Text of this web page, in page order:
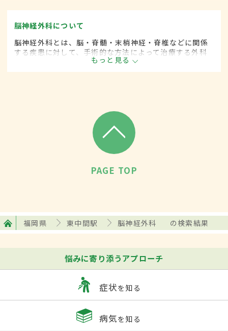
脳神経外科について
脳神経外科とは、脳・脊髄・末梢神経・脊椎などに関係
する疾患に対して、手術的な方法によって治療する外科
もっと見る
PAGE TOP
福岡県 東中間駅 脳神経外科 の検索結果
悩みに寄り添うアプローチ
症状を知る
病気を知る